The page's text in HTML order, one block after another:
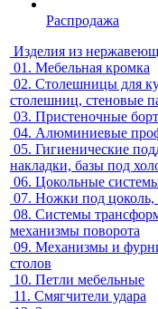
Распродажа
Изделия из
01. Мебельная кромка
02. Столешницы для
столешниц, стеновые
03. Пристеночные
04. Алюминиевые
05. Гигиенические
накладки, базы под
06. Цокольные
07. Ножки под цоколь,
08. Системы
механизмы поворота
09. Механизмы и
столов
10. Петли мебельные
11. Смягчители удара